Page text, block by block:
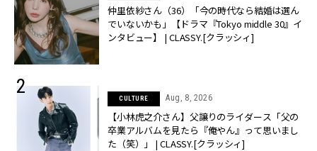
仲里依紗さん（36）「今の時代なら結婚は選ん
でいないかも」【ドラマ『Tokyo middle 30』イ
ンタビュー】 | CLASSY.[クラッシィ]
CULTURE Aug, 8, 2026
【小林虎之介さん】父譲りのライダース「父の
卒業アルバムを見たら『俺やん』って思いまし
た（笑）」 | CLASSY.[クラッシィ]